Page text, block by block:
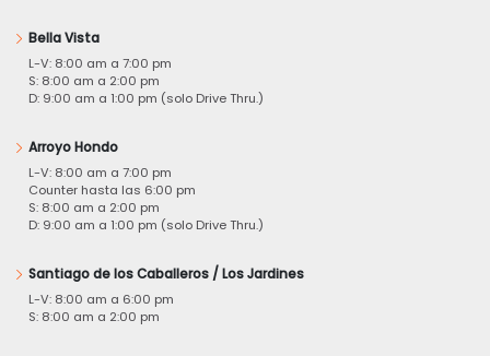
Bella Vista
L-V: 8:00 am a 7:00 pm
S: 8:00 am a 2:00 pm
D: 9:00 am a 1:00 pm (solo Drive Thru.)
Arroyo Hondo
L-V: 8:00 am a 7:00 pm
Counter hasta las 6:00 pm
S: 8:00 am a 2:00 pm
D: 9:00 am a 1:00 pm (solo Drive Thru.)
Santiago de los Caballeros / Los Jardines
L-V: 8:00 am a 6:00 pm
S: 8:00 am a 2:00 pm